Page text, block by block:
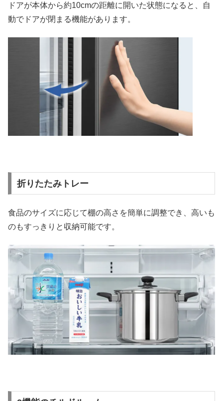
ドアが本体から約10cmの距離に開いた状態になると、自
動でドアが閉まる機能があります。
折りたたみトレー
食品のサイズに応じて棚の高さを簡単に調整でき、高いも
のもすっきりと収納可能です。